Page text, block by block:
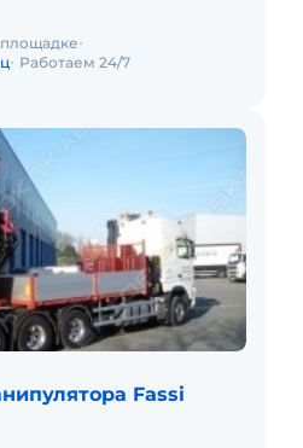
площадке
Работаем 24/7
Fassi